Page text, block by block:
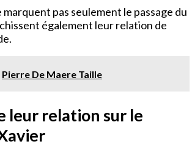
marquent pas seulement le passage du
également leur relation de
Pierre De Maere Taille
leur relation sur le